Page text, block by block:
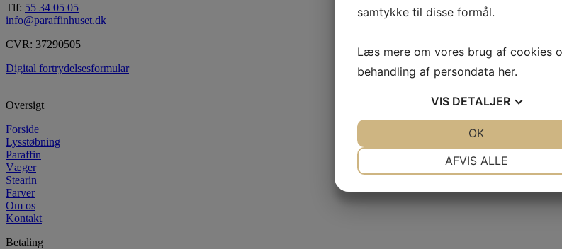
Tlf: 55 34 05 05
info@paraffinhuset.dk
CVR: 37290505
Digital fortrydelsesformular
Oversigt
Forside
Lysstøbning
Paraffin
Væger
Stearin
Farver
Om os
Kontakt
Betaling
samtykke til disse formål.
Læs mere om vores brug af cookies
behandling af persondata her.
VIS DETALJER
AFVIS ALLE
OK